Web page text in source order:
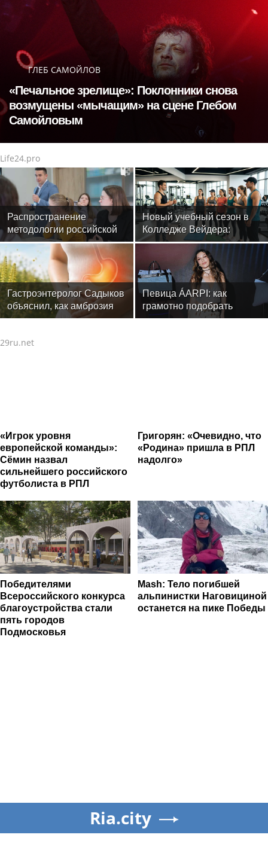
ГЛЕБ САМОЙЛОВ
«Печальное зрелище»: Поклонники снова
возмущены «мычащим» на сцене Глебом
Самойловым
Life24.pro
Распространение
методологии российской
психологической научной
школы: в МГППУ прошли
международные
вебинары
Новый учебный сезон в
Колледже Вейдера:
стартовали очные
программы подготовки
фитнес-тренеров и
специалистов индустрии
здоровья
Гастроэнтеролог Садыков
объяснил, как амброзия
может влиять на ЖКТ
Певица ÁARPI: как
грамотно подобрать
гардероб для
29ru.net
«Игрок уровня
европейской команды»:
Сёмин назвал
сильнейшего российского
футболиста в РПЛ
Григорян: «Очевидно, что
«Родина» пришла в РПЛ
надолго»
Победителями
Всероссийского конкурса
благоустройства стали
пять городов
Подмосковья
Mash: Тело погибшей
альпинистки Наговициной
останется на пике Победы
Ria.city